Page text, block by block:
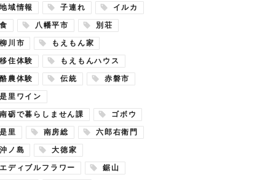
地域情報 子連れ イルカ
食 八幡平市 別荘
柳川市 もえもん家
移住体験 もえもんハウス
酪農体験 伝統 赤磐市
是里ワイン
南砺で暮らしません課 ゴボウ
是里 南房総 六郎右衛門
沖ノ島 大徳家
エディブルフラワー 鋸山